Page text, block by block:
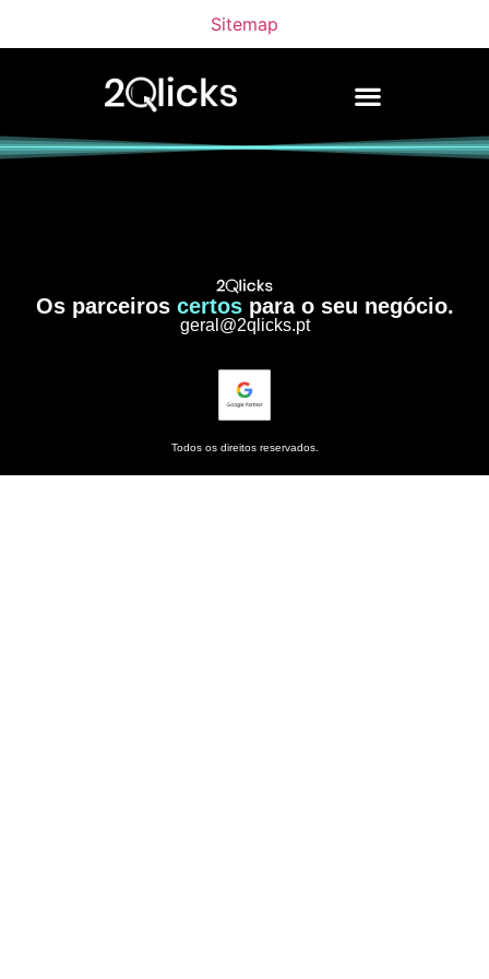
Sitemap
Os parceiros certospara o seu negócio.
geral@2qlicks.pt
Todos os direitos reservados.